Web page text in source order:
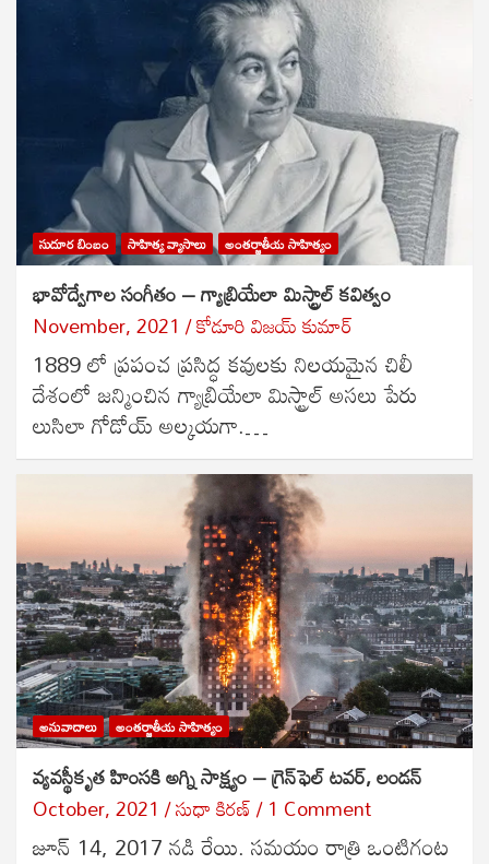
సుదూర బింబం సాహిత్య వ్యాసాలు అంతర్జాతీయ సాహిత్యం
భావోద్వేగాల సంగీతం – గ్యాబ్రియేలా మిస్ట్రాల్ కవిత్వం
November, 2021 కోడూరి విజయ్ కుమార్
1889 లో ప్రపంచ ప్రసిద్ధ కవులకు నిలయమైన చిలీ
దేశంలో జన్మించిన గ్యాబ్రియేలా మిస్ట్రాల్ అసలు పేరు
లుసిలా గోడోయ్ అల్కయగా.…
అనువాదాలు అంతర్జాతీయ సాహిత్యం
వ్యవస్థీకృత హింసకి అగ్ని సాక్ష్యం – గ్రెన్‌ఫెల్ టవర్, లండన్
October, 2021 సుధా కిరణ్ 1 Comment
జూన్ 14, 2017 నడి రేయి. సమయం రాత్రి ఒంటిగంట